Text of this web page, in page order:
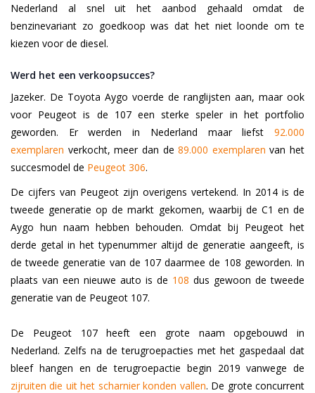
Nederland al snel uit het aanbod gehaald omdat de
benzinevariant zo goedkoop was dat het niet loonde om te
kiezen voor de diesel.
Werd het een verkoopsucces?
Jazeker. De Toyota Aygo voerde de ranglijsten aan, maar ook
voor Peugeot is de 107 een sterke speler in het portfolio
geworden. Er werden in Nederland maar liefst 92.000
exemplaren verkocht, meer dan de89.000 exemplaren van het
succesmodel de Peugeot 306.
De cijfers van Peugeot zijn overigens vertekend. In 2014 is de
tweede generatie op de markt gekomen, waarbij de C1 en de
Aygo hun naam hebben behouden. Omdat bij Peugeot het
derde getal in het typenummer altijd de generatie aangeeft, is
de tweede generatie van de 107 daarmee de 108 geworden. In
plaats van een nieuwe auto is de 108 dus gewoon de tweede
generatie van de Peugeot 107.
De Peugeot 107 heeft een grote naam opgebouwd in
Nederland. Zelfs na de terugroepacties met het gaspedaal dat
bleef hangen en de terugroepactie begin 2019 vanwege de
zijruiten die uit het scharnier konden vallen. De grote concurrent